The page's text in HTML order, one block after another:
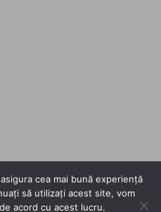
cea mai bună experiență
să utilizați acest site, vom
acord cu acest lucru.